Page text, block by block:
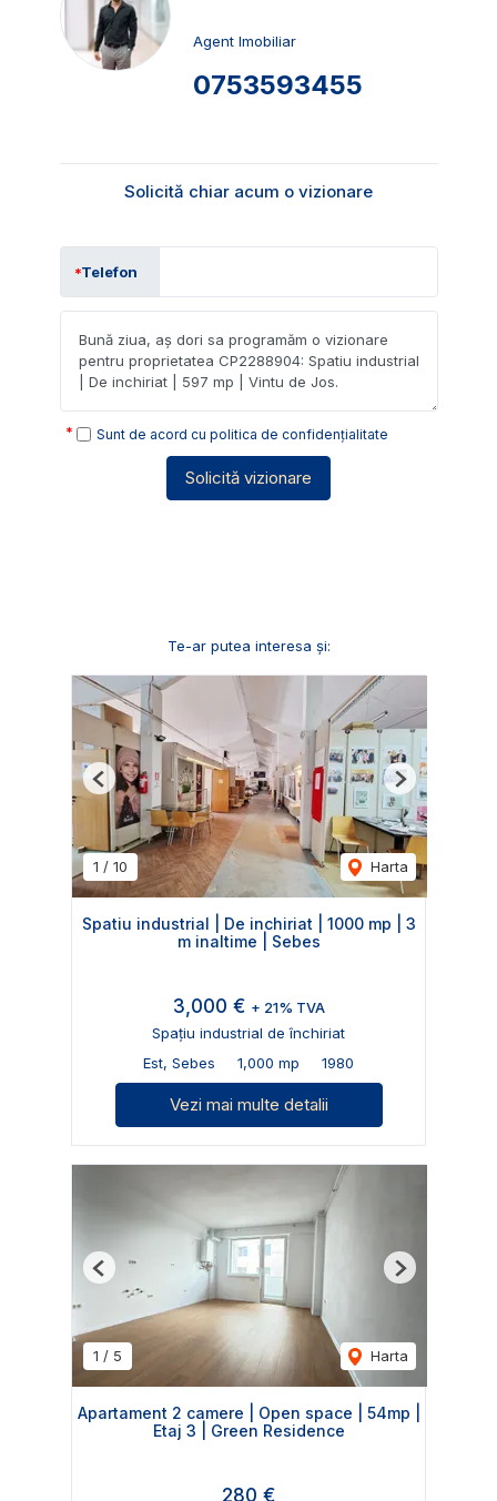
Agent Imobiliar
0753593455
Solicită chiar acum o vizionare
Telefon
Sunt de acord cu politica de confidențialitate
Solicită vizionare
Te-ar putea interesa și:
1 / 10 Harta
Previous Next
Spatiu industrial | De inchiriat | 1000 mp | 3
m inaltime | Sebes
3,000 € + 21% TVA
Spațiu industrial de închiriat
Est, Sebes
1,000 mp 1980
Vezi mai multe detalii
1 / 5 Harta
Previous Next
Apartament 2 camere | Open space | 54mp |
Etaj 3 | Green Residence
280 €